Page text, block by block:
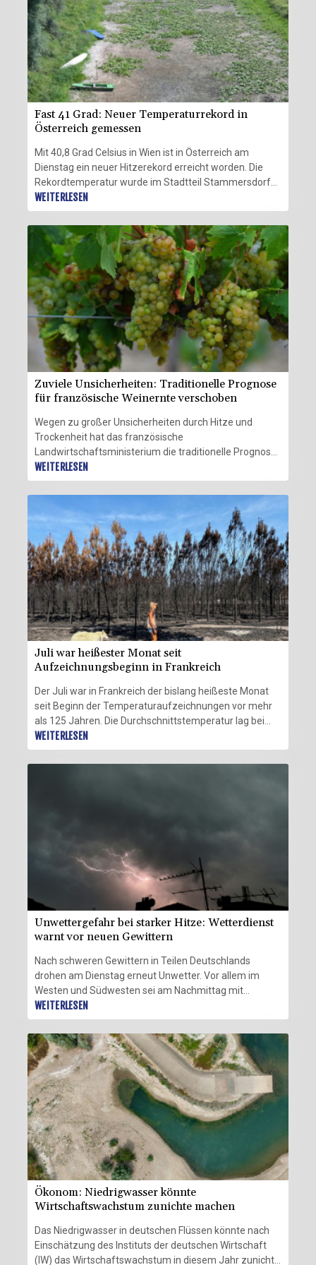
Fast 41 Grad: Neuer Temperaturrekord in
Österreich gemessen
Mit 40,8 Grad Celsius in Wien ist in Österreich am
Dienstag ein neuer Hitzerekord erreicht worden. Die
Rekordtemperatur wurde im Stadtteil Stammersdorf
im Osten der Hauptstadt gemessen, wie der nationale
Wetterdienst mitteilte. Der bisherige Rekord stammte
vom August 2013, damals war das Thermometer in
Bad Deutsch-Altenburg im Osten des Landes bis auf
40.5 Grad geklettert.
WEITERLESEN
Zuviele Unsicherheiten: Traditionelle Prognose
für französische Weinernte verschoben
Wegen zu großer Unsicherheiten durch Hitze und
Trockenheit hat das französische
Landwirtschaftsministerium die traditionelle Prognose
für die Weinernte verschoben. Die für gewöhnlich rund
um den 7. August veröffentlichten ersten Schätzungen
würden auf den 8. September gelegt, erklärte das
Ministerium am Dienstag. Dann hätten die staatlichen
Stellen einen "besseren Überblick über das
Erntepotenzial".
WEITERLESEN
Juli war heißester Monat seit
Aufzeichnungsbeginn in Frankreich
Der Juli war in Frankreich der bislang heißeste Monat
seit Beginn der Temperaturaufzeichnungen vor mehr
als 125 Jahren. Die Durchschnittstemperatur lag bei
24,9 Grad Celsius und damit über dem bisherigen
Rekordwert vom August 2003 (24,8 Grad), wie der
französische Wetterdienst am Dienstag mitteilte.
WEITERLESEN
Unwettergefahr bei starker Hitze: Wetterdienst
warnt vor neuen Gewittern
Nach schweren Gewittern in Teilen Deutschlands
drohen am Dienstag erneut Unwetter. Vor allem im
Westen und Südwesten sei am Nachmittag mit
kräftigen Gewittern mit erhöhtem Unwetterpotenzial
zu rechnen, teilte der Deutsche Wetterdienst (DWD) in
Offenbach mit. Dabei bleibe es nahezu landesweit
heiß. In der Mitte und im Süden Deutschlands erwarten
die Meteorologen Temperaturen von 35 bis 38 Grad.
WEITERLESEN
Ökonom: Niedrigwasser könnte
Wirtschaftswachstum zunichte machen
Das Niedrigwasser in deutschen Flüssen könnte nach
Einschätzung des Instituts der deutschen Wirtschaft
(IW) das Wirtschaftswachstum in diesem Jahr zunichte